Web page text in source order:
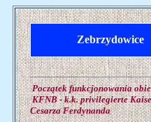
Zebrzydowice
Początek funkcjonowania
KFNB - k.k. privilegierte
Cesarza Ferdynanda